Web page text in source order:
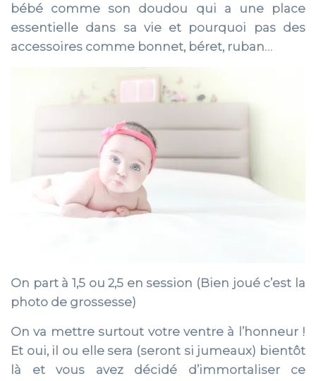
bébé comme son doudou qui a une place
essentielle dans sa vie et pourquoi pas des
accessoires comme bonnet, béret, ruban…
On part à 1,5 ou 2,5 en session (Bien joué c’est la
photo de grossesse)
On va mettre surtout votre ventre à l’honneur !
Et oui, il ou elle sera (seront si jumeaux) bientôt
là et vous avez décidé d’immortaliser ce